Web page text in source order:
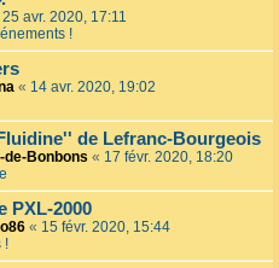
25 avr. 2020, 17:11
!
« 14 avr. 2020, 19:02
de Lefranc-Bourgeois
de-Bonbons « 17 févr. 2020, 18:20
PXL-2000
« 15 févr. 2020, 15:44
!